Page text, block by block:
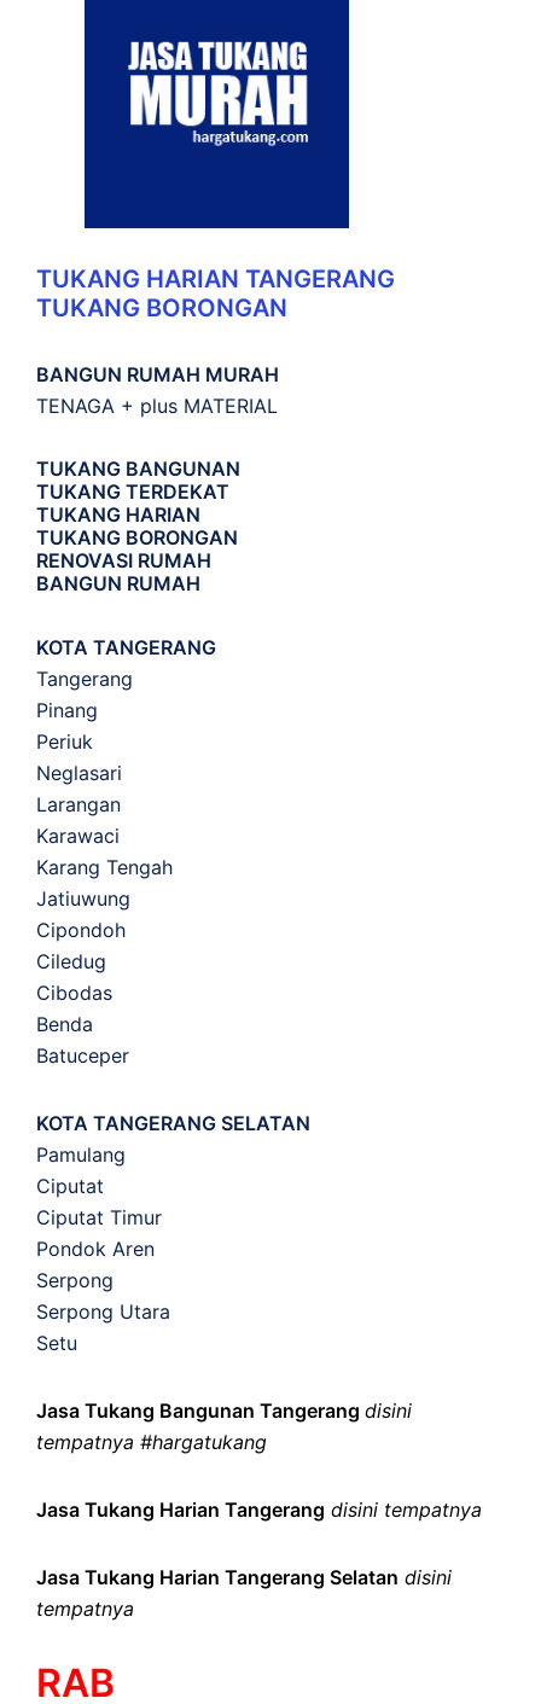
TUKANG HARIAN TANGERANG
TUKANG BORONGAN
BANGUN RUMAH MURAH
TENAGA + plus MATERIAL
TUKANG BANGUNAN
TUKANG TERDEKAT
TUKANG HARIAN
TUKANG BORONGAN
RENOVASI RUMAH
BANGUN RUMAH
KOTA TANGERANG
Tangerang
Pinang
Periuk
Neglasari
Larangan
Karawaci
Karang Tengah
Jatiuwung
Cipondoh
Ciledug
Cibodas
Benda
Batuceper
KOTA TANGERANG SELATAN
Pamulang
Ciputat
Ciputat Timur
Pondok Aren
Serpong
Serpong Utara
Setu
Jasa Tukang Bangunan Tangerang disini
tempatnya #hargatukang
Jasa Tukang Harian Tangerang disini tempatnya
Jasa Tukang Harian Tangerang Selatan disini
tempatnya
RAB